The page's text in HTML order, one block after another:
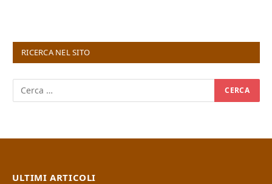
RICERCA NEL SITO
ULTIMI ARTICOLI